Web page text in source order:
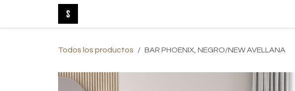
Todos los productos BAR PHOENIX, NEGRO/NEW AVELLANA